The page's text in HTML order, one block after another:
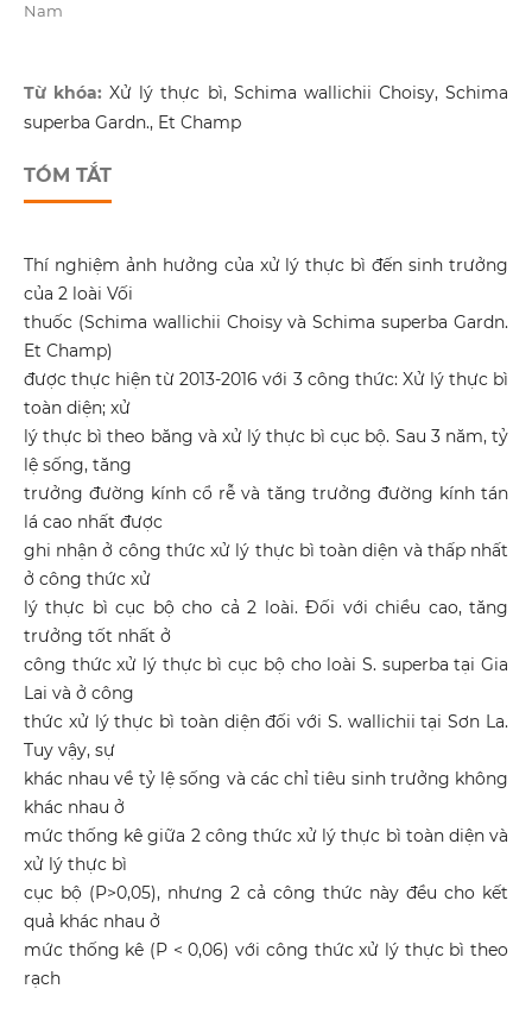
Nam
Từ khóa:Xử lý thực bì, Schima wallichii Choisy, Schima
superba Gardn., Et Champ
TÓM TẮT
Thí nghiệm ảnh hưởng của xử lý thực bì đến sinh trưởng
của 2 loài Vối
thuốc (Schima wallichii Choisy và Schima superba Gardn.
Et Champ)
được thực hiện từ 2013-2016 với 3 công thức: Xử lý thực bì
toàn diện; xử
lý thực bì theo băng và xử lý thực bì cục bộ. Sau 3 năm, tỷ
lệ sống, tăng
trưởng đường kính cổ rễ và tăng trưởng đường kính tán
lá cao nhất được
ghi nhận ở công thức xử lý thực bì toàn diện và thấp nhất
ở công thức xử
lý thực bì cục bộ cho cả 2 loài. Đối với chiều cao, tăng
trưởng tốt nhất ở
công thức xử lý thực bì cục bộ cho loài S. superba tại Gia
Lai và ở công
thức xử lý thực bì toàn diện đối với S. wallichii tại Sơn La.
Tuy vậy, sự
khác nhau về tỷ lệ sống và các chỉ tiêu sinh trưởng không
khác nhau ở
mức thống kê giữa 2 công thức xử lý thực bì toàn diện và
xử lý thực bì
cục bộ (P>0,05), nhưng 2 cả công thức này đều cho kết
quả khác nhau ở
mức thống kê (P < 0,06) với công thức xử lý thực bì theo
rạch